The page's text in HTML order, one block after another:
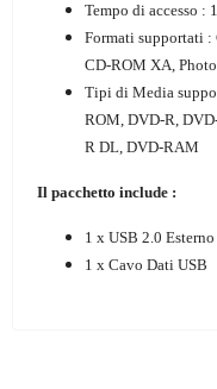
Tempo di accesso :
Formati supportati :
CD-ROM XA,
Tipi di Media
ROM, DVD-R,
R DL, DVD-RAM
Il pacchetto include :
1 x USB 2.0
1 x Cavo Dati USB